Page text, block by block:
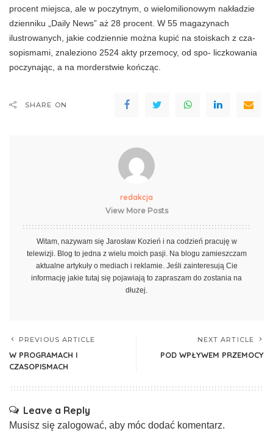
procent miejsca, ale w poczytnym, o wie­lomilionowym nakładzie
dzienniku „Daily News” aż 28 procent. W 55 magazynach
ilustrowanych, jakie codziennie można kupić na stoiskach z cza­
sopismami, znaleziono 2524 akty przemocy, od spo- liczkowania
poczynając, a na morderstwie kończąc.
SHARE ON
redakcja
View More Posts
Witam, nazywam się Jarosław Kozień i na codzień pracuję w
telewizji. Blog to jedna z wielu moich pasji. Na blogu zamieszczam
aktualne artykuły o mediach i reklamie. Jeśli zainteresują Cie
informację jakie tutaj się pojawiają to zapraszam do zostania na
dłużej.
PREVIOUS ARTICLE
W PROGRAMACH I
CZASOPISMACH
NEXT ARTICLE
POD WPŁYWEM PRZEMOCY
Leave a Reply
Musisz się zalogować, aby móc dodać komentarz.